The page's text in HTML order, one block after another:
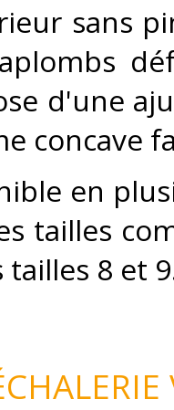
sans
d'une
concave
en
tailles
8 et